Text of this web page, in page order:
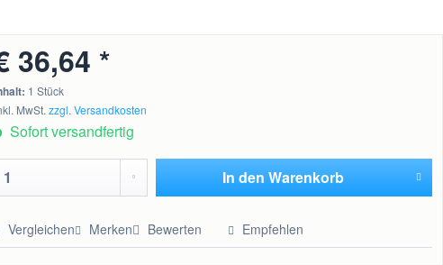
36,64 *
1 Stück
MwSt.zzgl. Versandkosten
Sofort versandfertig
In den Warenkorb
Vergleichen Merken Bewerten Empfehlen